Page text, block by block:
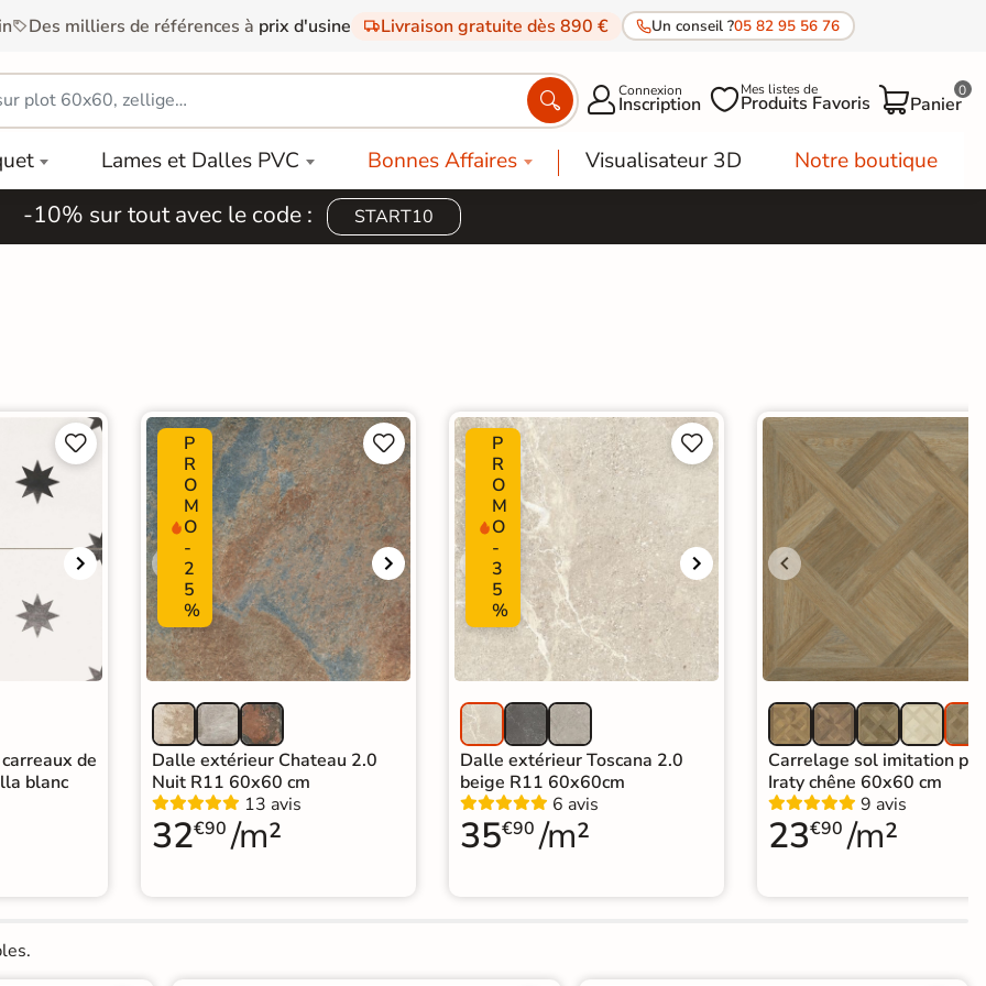
Des milliers de références à prix d'usine Livraison gratuite dès 890 € Un conseil ?05 82 95 56 76
 Connexion
Inscription Mes listes de
Produits Favoris Panier
0
Lames et Dalles PVC Bonnes Affaires Visualisateur 3D Notre boutique
-10% sur tout avec le code : START10


de
blanc
P
R
O
M
O
-
2
5
%


Dalle extérieur Chateau 2.0
Nuit R11 60x60 cm
13 avis
32€90 /m²
P
R
O
M
O
-
3
5
%


Dalle extérieur Toscana 2.0
beige R11 60x60cm
6 avis
35€90 /m²
Carrelage sol imitation
Iraty chêne 60x60 cm
9 avis
23€90 /m²